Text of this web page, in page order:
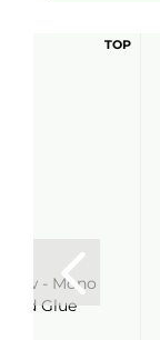
TOP
- Mono
Glue